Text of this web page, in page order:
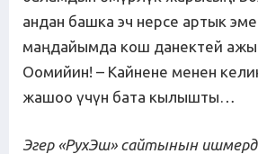
андан башка эч нерсе артык
маңдайымда кош данектей
Оомийин! – Кайнене менен
жашоо үчүн бата кылышты…
Эгер «РухЭш» сайтынын